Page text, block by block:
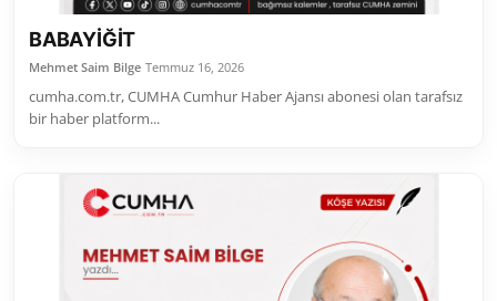
BABAYİĞİT
Mehmet Saim Bilge Temmuz 16, 2026
cumha.com.tr, CUMHA Cumhur Haber Ajansı abonesi olan tarafsız
bir haber platform...